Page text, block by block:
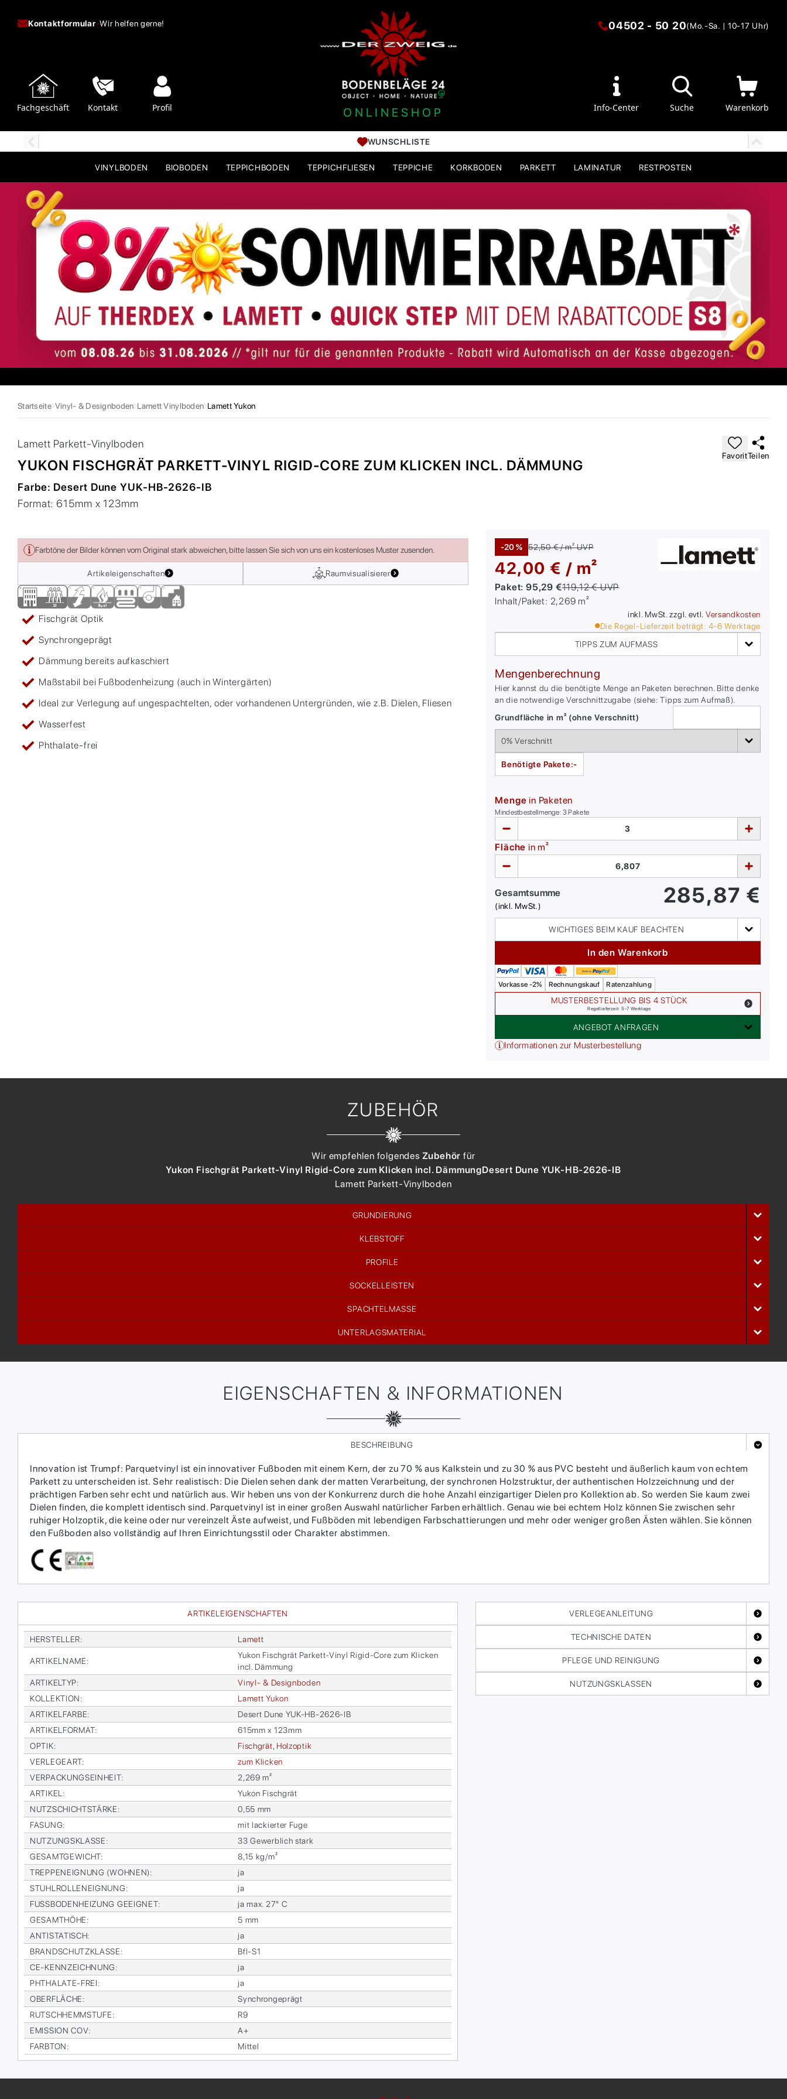
Kontaktformular-Wir helfen gerne!
Fachgeschäft Kontakt Profil ONLINESHOP
04502 - 50 20(Mo.-Sa. | 10-17 Uhr)
Info-Center Suche Warenkorb
WUNSCHLISTE
VINYLBODEN BIOBODEN TEPPICHBODEN TEPPICHFLIESEN TEPPICHE KORKBODEN PARKETT LAMINATUR RESTPOSTEN
Startseite Vinyl- & Designboden Lamett Vinylboden Lamett Yukon
Lamett Parkett-Vinylboden
YUKON FISCHGRÄT PARKETT-VINYL RIGID-CORE ZUM KLICKEN INCL. DÄMMUNG
Farbe: Desert Dune YUK-HB-2626-IB
Format:615mm x 123mm
FavoritTeilen
Farbtöne der Bilder können vom Original stark abweichen, bitte lassen Sie sich von uns ein kostenloses Muster zusenden.
Artikeleigenschaften Raumvisualisierer
Fischgrät Optik
Synchrongeprägt
Dämmung bereits aufkaschiert
Maßstabil bei Fußbodenheizung (auch in Wintergärten)
Ideal zur Verlegung auf ungespachtelten, oder vorhandenen Untergründen, wie z.B. Dielen, Fliesen
Wasserfest
Phthalate-frei
-20 % 52,50 € / m²UVP
42,00 € / m²
Paket: 95,29 €119,12 €UVP
Inhalt/Paket: 2,269 m²
inkl. MwSt. zzgl. evtl. Versandkosten
Die Regel-Lieferzeit beträgt: 4-6 Werktage
TIPPS ZUM AUFMASS
Mengenberechnung
Hier kannst du die benötigte Menge an Paketen berechnen. Bitte denke
an die notwendige Verschnittzugabe (siehe: Tipps zum Aufmaß).
Grundfläche in m² (ohne Verschnitt)
Benötigte Pakete:-
Menge in Paketen
Mindestbestellmenge: 3Pakete
Fläche in m²
Gesamtsumme
(inkl. MwSt.) 285,87 €
WICHTIGES BEIM KAUF BEACHTEN
In den Warenkorb
Vorkasse -2% Rechnungskauf Ratenzahlung
MUSTERBESTELLUNG BIS 4 STÜCK
Regellieferzeit: 5-7 Werktage
ANGEBOT ANFRAGEN
Informationen zur Musterbestellung
ZUBEHÖR
Wir empfehlen folgendes Zubehör für
Yukon Fischgrät Parkett-Vinyl Rigid-Core zum Klicken incl. DämmungDesert Dune YUK-HB-2626-IB
Lamett Parkett-Vinylboden
GRUNDIERUNG
KLEBSTOFF
PROFILE
SOCKELLEISTEN
SPACHTELMASSE
UNTERLAGSMATERIAL
EIGENSCHAFTEN & INFORMATIONEN
ARTIKELEIGENSCHAFTEN
HER­STEL­LER: La­mett
AR­TI­KEL­NA­ME:
Yu­kon Fisch­grät Par­kett-Vi­nyl Ri­gid-Core zum Kli­cken
incl. Däm­mung
AR­TI­KEL­TYP:
Vi­nyl- & De­sign­bo­den
KOL­LEK­TI­ON:
La­mett Yu­kon
AR­TI­KEL­FAR­BE:
De­sert Dune YUK-HB-2626-IB
AR­TI­KEL­FOR­MAT:
615mm x 123mm
OP­TIK:
Fisch­grät, Holz­op­tik
VER­LE­GE­ART:
zum Kli­cken
VER­PA­CKUNGS­EIN­HEIT:
2,269 m²
AR­TI­KEL :
Yu­kon Fisch­grät
NUTZ­SCHICHT­STÄR­KE:
0,55 mm
FA­SUNG:
mit la­ckier­ter Fuge
NUT­ZUNGS­KLAS­SE:
33 Ge­werb­lich stark
GE­SAMT­GE­WICHT:
8,15 kg/m²
TREP­PEN­EIG­NUNG (WOH­NEN):
ja
STUHL­ROL­LEN­EIG­NUNG:
ja
FUSS­BO­DEN­HEI­ZUNG GE­EIG­NET:
ja max. 27° C
GE­SAMT­HÖ­HE:
5 mm
AN­TI­STA­TISCH:
ja
BRAND­SCHUTZ­KLAS­SE:
Bfl-S1
CE-KENN­ZEICH­NUNG:
ja
PHTHA­LA­TE-FREI:
ja
OBER­FLÄ­CHE:
Syn­chron­ge­prägt
RUTSCH­HEMM­STU­FE:
R9
EMIS­SI­ON COV:
A+
FARB­TON: Mit­tel
BESCHREIBUNG
Innovation ist Trumpf: Parquetvinyl ist ein innovativer Fußboden mit einem Kern, der zu 70 % aus Kalkstein und zu 30 % aus PVC besteht und äußerlich kaum von echtem
Parkett zu unterscheiden ist. Sehr realistisch: Die Dielen sehen dank der matten Verarbeitung, der synchronen Holzstruktur, der authentischen Holzzeichnung und der
prächtigen Farben sehr echt und natürlich aus. Wir heben uns von der Konkurrenz durch die hohe Anzahl einzigartiger Dielen pro Kollektion ab. So werden Sie kaum zwei
Dielen finden, die komplett identisch sind. Parquetvinyl ist in einer großen Auswahl natürlicher Farben erhältlich. Genau wie bei echtem Holz können Sie zwischen sehr
ruhiger Holzoptik, die keine oder nur vereinzelt Äste aufweist, und Fußböden mit lebendigen Farbschattierungen und mehr oder weniger großen Ästen wählen. Sie können
den Fußboden also vollständig auf Ihren Einrichtungsstil oder Charakter abstimmen.
VERLEGEANLEITUNG
TECHNISCHE DATEN
PFLEGE UND REINIGUNG
NUTZUNGSKLASSEN